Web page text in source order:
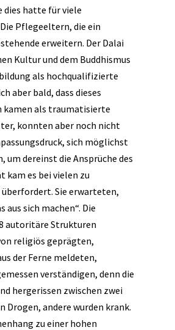
dies hatte für viele
Pflegeeltern, die ein
erweitern. Der Dalai
Kultur und dem Buddhismus
als hochqualifizierte
aber bald, dass dieses
kamen als traumatisierte
konnten aber noch nicht
sich möglichst
um dereinst die Ansprüche des
kam es bei vielen zu
Sie erwarteten,
sich machen“. Die
autoritäre Strukturen
religiös geprägten,
der Ferne meldeten,
verständigen, denn die
hergerissen zwischen zwei
andere wurden krank.
zu einer hohen